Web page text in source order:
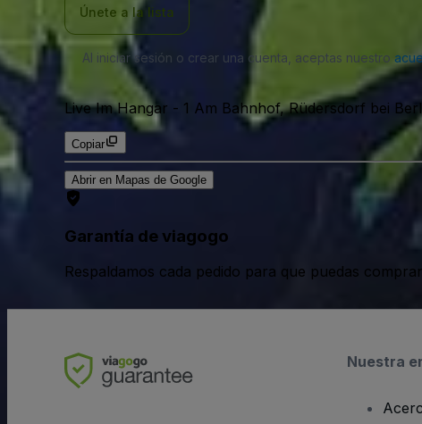
Únete a la lista
Al iniciar sesión o crear una cuenta, aceptas nuestro
Live Im Hangar - 1 Am Bahnhof, Rüdersdorf bei
Copiar
Abrir en Mapas de Google
Garantía de viagogo
Respaldamos cada pedido para que puedas
Nuestra